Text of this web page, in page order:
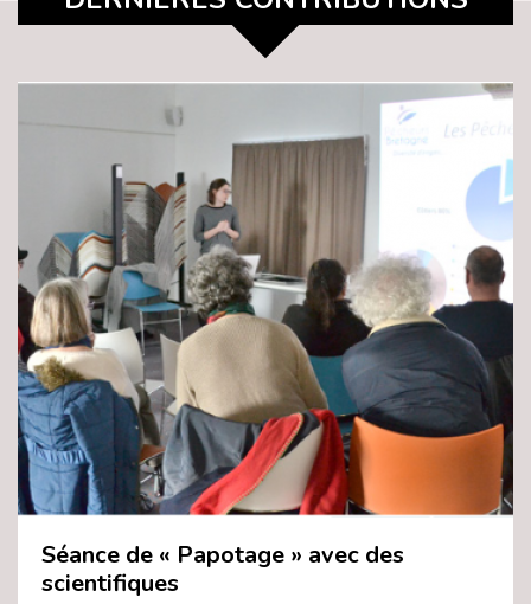
Séance de « Papotage » avec des
scientifiques